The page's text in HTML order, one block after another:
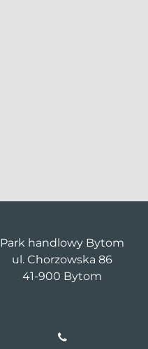
Park handlowy Bytom
ul. Chorzowska 86
41-900 Bytom